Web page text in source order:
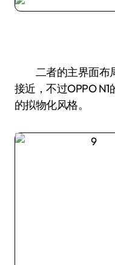
二者的主界面布
接近，不过OPPO
的拟物化风格。